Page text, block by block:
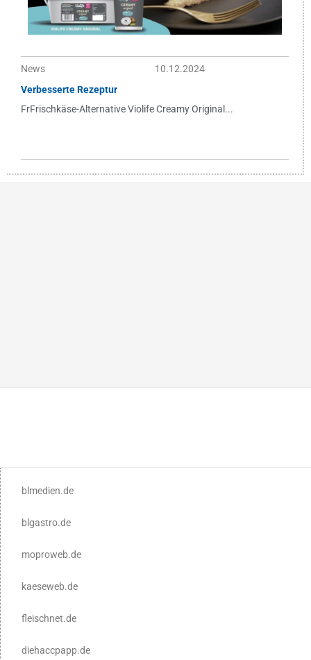
News
10.12.2024
Verbesserte Rezeptur
FrFrischkäse-Alternative Violife Creamy Original...
blmedien.de
blgastro.de
moproweb.de
kaeseweb.de
fleischnet.de
diehaccpapp.de